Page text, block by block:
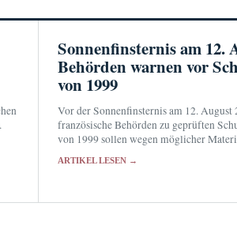
Sonnenfinsternis am 12.
Behörden warnen vor
von 1999
Vor der Sonnenfinsternis am 12. August
französische Behörden zu geprüften
von 1999 sollen wegen möglicher
ARTIKEL LESEN →